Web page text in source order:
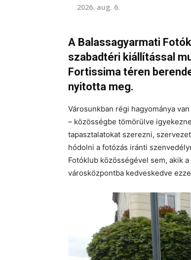
2026. aug. 6.
A Balassagyarmati
szabadtéri kiállítással
Fortissima téren
nyitotta meg.
Városunkban régi hagyománya
– közösségbe tömörülve
tapasztalatokat szerezni,
hódolni a fotózás iránti
Fotóklub közösségével sem, akik
városközpontba kedveskedve